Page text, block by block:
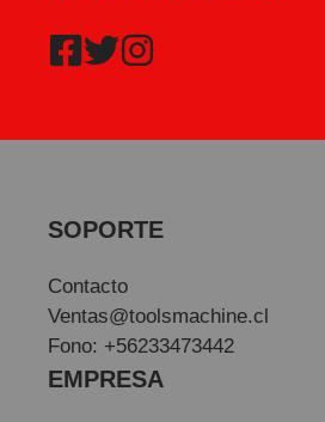
SOPORTE
Contacto
Ventas@toolsmachine.cl
Fono: +56233473442
EMPRESA